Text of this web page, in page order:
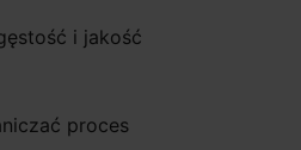
i jakość
proces